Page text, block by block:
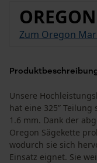
OREGON
Zum Oregon
Unsere
hat eine 325”
1.6 mm. Dank der
Oregon Sägekette
wodurch sie sich
Einsatz eignet. Sie